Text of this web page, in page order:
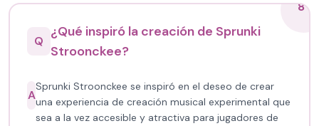
8
Q
¿Qué inspiró la creación de Sprunki
Stroonckee?
A
Sprunki Stroonckee se inspiró en el deseo de crear
una experiencia de creación musical experimental que
sea a la vez accesible y atractiva para jugadores de